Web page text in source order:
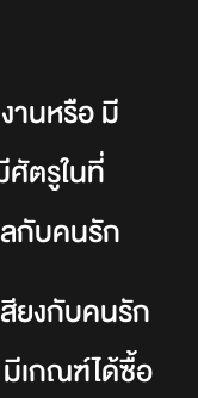
านหรือ มี
ศัตรูในที่
กับคนรัก
สียงกับคนรัก
เกณฑ์ได้ซื้อ